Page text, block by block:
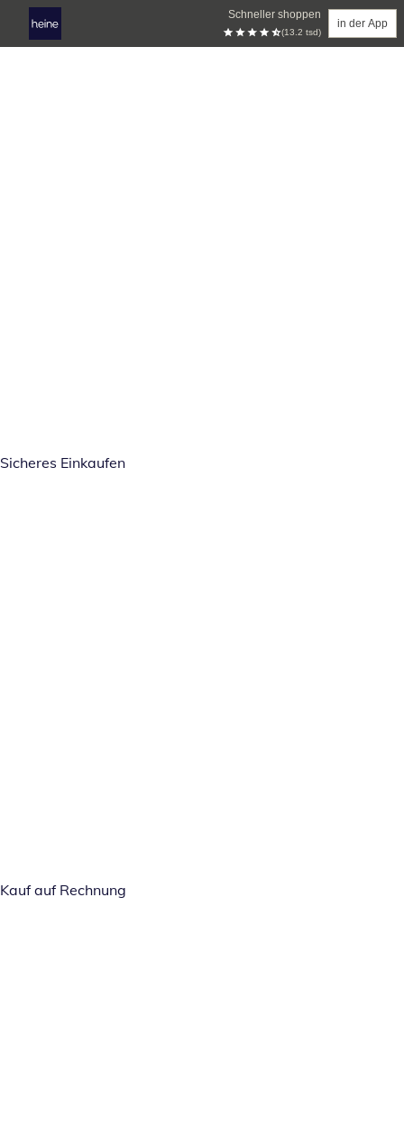
Schneller shoppen
(13.2 tsd)
in der App
Sicheres Einkaufen
Kauf auf Rechnung